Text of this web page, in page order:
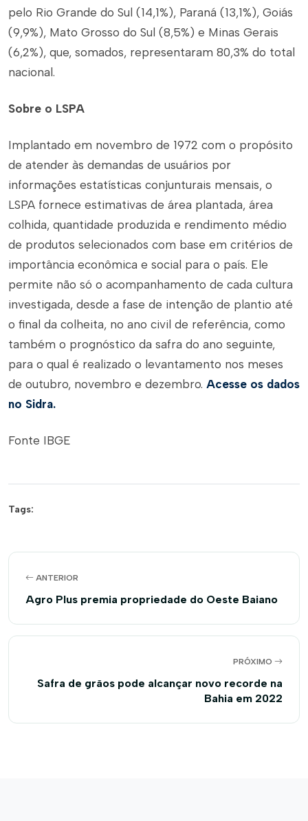
pelo Rio Grande do Sul (14,1%), Paraná (13,1%), Goiás
(9,9%), Mato Grosso do Sul (8,5%) e Minas Gerais
(6,2%), que, somados, representaram 80,3% do total
nacional.
Sobre o LSPA
Implantado em novembro de 1972 com o propósito
de atender às demandas de usuários por
informações estatísticas conjunturais mensais, o
LSPA fornece estimativas de área plantada, área
colhida, quantidade produzida e rendimento médio
de produtos selecionados com base em critérios de
importância econômica e social para o país. Ele
permite não só o acompanhamento de cada cultura
investigada, desde a fase de intenção de plantio até
o final da colheita, no ano civil de referência, como
também o prognóstico da safra do ano seguinte,
para o qual é realizado o levantamento nos meses
de outubro, novembro e dezembro. Acesse os dados
no Sidra.
Fonte IBGE
Tags:
ANTERIOR
Agro Plus premia propriedade do Oeste Baiano
PRÓXIMO
Safra de grãos pode alcançar novo recorde na
Bahia em 2022